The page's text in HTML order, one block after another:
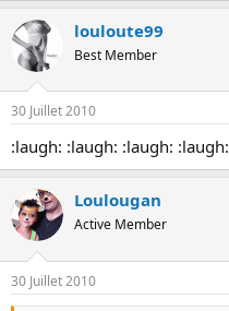
louloute99
Best Member
30 Juillet 2010
:laugh: :laugh: :laugh: :laugh:
Loulougan
Active Member
30 Juillet 2010